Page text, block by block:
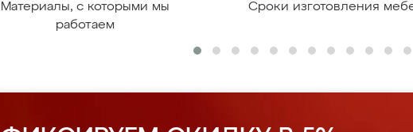
Материалы, с которыми мы
работаем
Сроки изготовления